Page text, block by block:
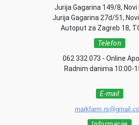
Jurija Gagarina 149/8, Novi
Jurija Gagarina 27d/51,
Autoput za Zagreb 18,
Telefon
062 332 073 - Online
Radnim danima 10:00-
E-mail